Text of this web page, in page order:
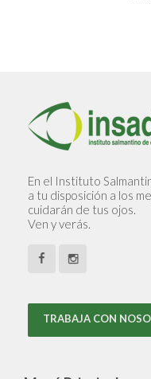
En el Instituto
a tu disposición a los
cuidarán de tus ojos.
Ven y verás.
TRABAJA CON